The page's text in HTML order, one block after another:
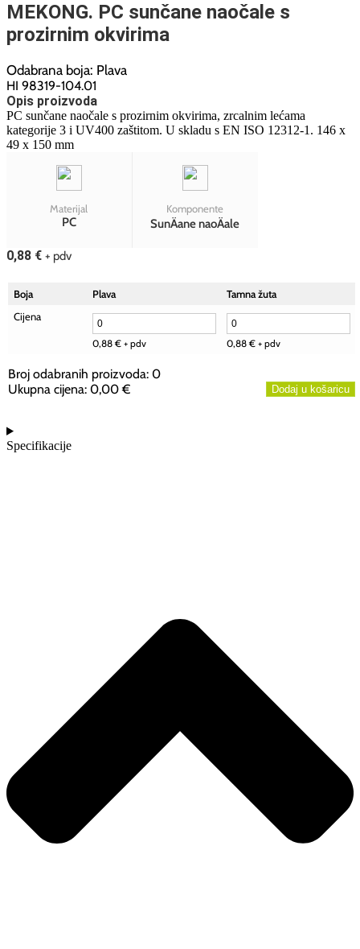
MEKONG. PC sunčane naočale s
prozirnim okvirima
Odabrana boja: Plava
HI 98319-104.01
Opis proizvoda
PC sunčane naočale s prozirnim okvirima, zrcalnim lećama
kategorije 3 i UV400 zaštitom. U skladu s EN ISO 12312-1. 146 x
49 x 150 mm
Materijal
PC
Komponente
SunÄane naoÄale
0,88 € + pdv
Boja Plava
Tamna žuta
Cijena
0,88 € + pdv 0,88 € + pdv
Broj odabranih proizvoda: 0
Ukupna cijena: 0,00 €
odabranih
proizvoda.
Dodaj u košaricu
Specifikacije